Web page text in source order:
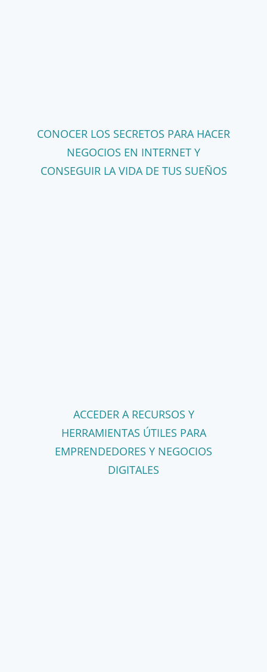
CONOCER LOS SECRETOS PARA HACER
NEGOCIOS EN INTERNET Y
CONSEGUIR LA VIDA DE TUS SUEÑOS
ACCEDER A RECURSOS Y
HERRAMIENTAS ÚTILES PARA
EMPRENDEDORES Y NEGOCIOS
DIGITALES